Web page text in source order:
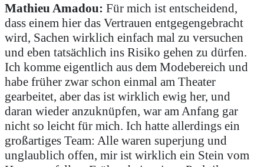
Mathieu Amadou: Für mich ist entscheidend,
dass einem hier das Vertrauen entgegengebracht
wird, Sachen wirklich einfach mal zu versuchen
und eben tatsächlich ins Risiko gehen zu dürfen.
Ich komme eigentlich aus dem Modebereich und
habe früher zwar schon einmal am Theater
gearbeitet, aber das ist wirklich ewig her, und
daran wieder anzuknüpfen, war am Anfang gar
nicht so leicht für mich. Ich hatte allerdings ein
großartiges Team: Alle waren superjung und
unglaublich offen, mir ist wirklich ein Stein vom